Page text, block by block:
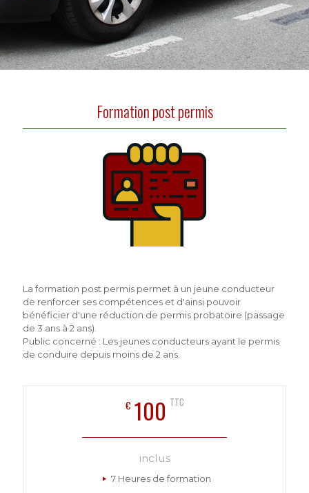
Formation post permis
La formation post permis permet à un jeune conducteur
de renforcer ses compétences et d'ainsi pouvoir
bénéficier d'une réduction de permis probatoire (passage
de 3 ans à 2 ans).
Public concerné : Les jeunes conducteurs ayant le permis
de conduire depuis moins de 2 ans.
€ 100 TTC
inclus
7 Heures de formation